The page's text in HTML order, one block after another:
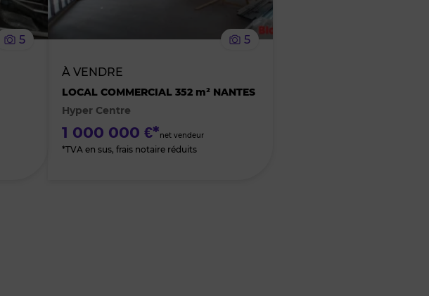
le
favoris
5
le
des
5
À VENDRE
LOCAL COMMERCIAL 352 m² NANTES
Hyper Centre
1 000 000 €*net vendeur
*TVA en sus, frais notaire réduits